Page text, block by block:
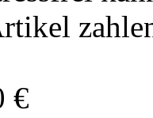
€